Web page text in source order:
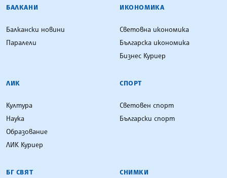
БАЛКАНИ
Балкански новини
Паралели
ИКОНОМИКА
Световна икономика
Българска икономика
Бизнес Куриер
ЛИК
Култура
Наука
Образование
ЛИК Куриер
СПОРТ
Световен спорт
Български спорт
БГ СВЯТ СНИМКИ